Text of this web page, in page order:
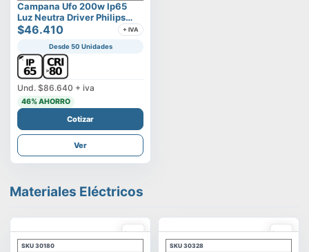
Campana Ufo 200w Ip65
Luz Neutra Driver Philips
Modelo Eltanin
$46.410 + IVA
Desde 50 Unidades
Und. $86.640 + iva
46% AHORRO
Cotizar
Ver
Materiales Eléctricos
SKU 30180 SKU 30328